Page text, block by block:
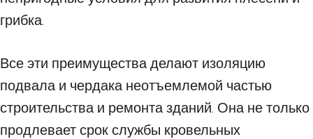
грибка.
Все эти преимущества делают изоляцию
подвала и чердака неотъемлемой частью
строительства и ремонта зданий. Она не только
продлевает срок службы кровельных